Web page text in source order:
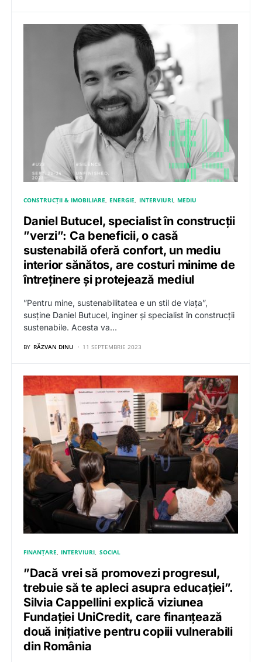
CONSTRUCȚII & IMOBILIARE ENERGIE INTERVIURI MEDIU
Daniel Butucel, specialist în construcții
”verzi”: Ca beneficii, o casă
sustenabilă oferă confort, un mediu
interior sănătos, are costuri minime de
întreținere și protejează mediul
”Pentru mine, sustenabilitatea e un stil de viața”,
susține Daniel Butucel, inginer și specialist în construcții
sustenabile. Acesta va…
BY RĂZVAN DINU 11 SEPTEMBRIE 2023
FINANȚARE INTERVIURI SOCIAL
”Dacă vrei să promovezi progresul,
trebuie să te apleci asupra educației”.
Silvia Cappellini explică viziunea
Fundației UniCredit, care finanțează
două inițiative pentru copiii vulnerabili
din România